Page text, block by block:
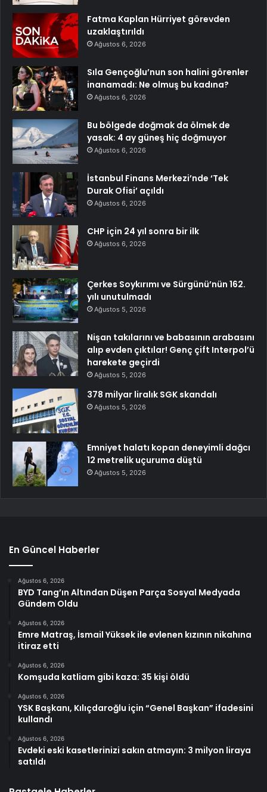
Fatma Kaplan Hürriyet görevden
uzaklaştırıldı
Ağustos 6, 2026
Sıla Gençoğlu’nun son halini görenler
inanamadı: Ne olmuş bu kadına?
Ağustos 6, 2026
Bu bölgede doğmak da ölmek de
yasak: 4 ay güneş hiç doğmuyor
Ağustos 6, 2026
İstanbul Finans Merkezi’nde ‘Tek
Durak Ofisi’ açıldı
Ağustos 6, 2026
CHP için 24 yıl sonra bir ilk
Ağustos 6, 2026
Çerkes Soykırımı ve Sürgünü’nün 162.
yılı unutulmadı
Ağustos 5, 2026
Nişan takılarını ve babasının arabasını
alıp evden çıktılar! Genç çift Interpol’ü
harekete geçirdi
Ağustos 5, 2026
378 milyar liralık SGK skandalı
Ağustos 5, 2026
Emniyet halatı kopan deneyimli dağcı
12 metrelik uçuruma düştü
Ağustos 5, 2026
En Güncel Haberler
Ağustos 6, 2026
BYD Tang’ın Altından Düşen Parça Sosyal Medyada
Gündem Oldu
Ağustos 6, 2026
Emre Matraş, İsmail Yüksek ile evlenen kızının nikahına
itiraz etti
Ağustos 6, 2026
Komşuda katliam gibi kaza: 35 kişi öldü
Ağustos 6, 2026
YSK Başkanı, Kılıçdaroğlu için “Genel Başkan” ifadesini
kullandı
Ağustos 6, 2026
Evdeki eski kasetlerinizi sakın atmayın: 3 milyon liraya
satıldı